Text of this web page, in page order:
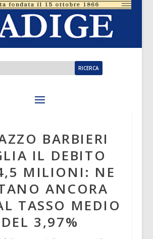
BARBIERI
IL DEBITO
MILIONI: NE
ANCORA
TASSO MEDIO
DEL 3,97%